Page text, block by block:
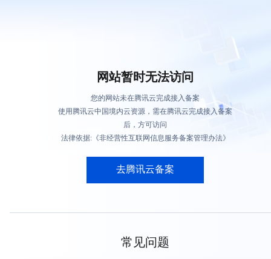
网站暂时无法访问
您的网站未在腾讯云完成接入备案
使用腾讯云中国境内云资源，需在腾讯云完成接入备案
后，方可访问
法律依据:《非经营性互联网信息服务备案管理办法》
去腾讯云备案
常见问题